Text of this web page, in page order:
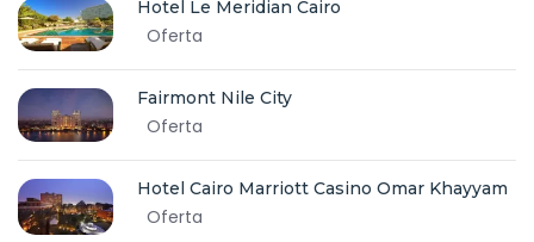
Hotel Le Meridian Cairo
Oferta
Fairmont Nile City
Oferta
Hotel Cairo Marriott Casino Omar Khayyam
Oferta